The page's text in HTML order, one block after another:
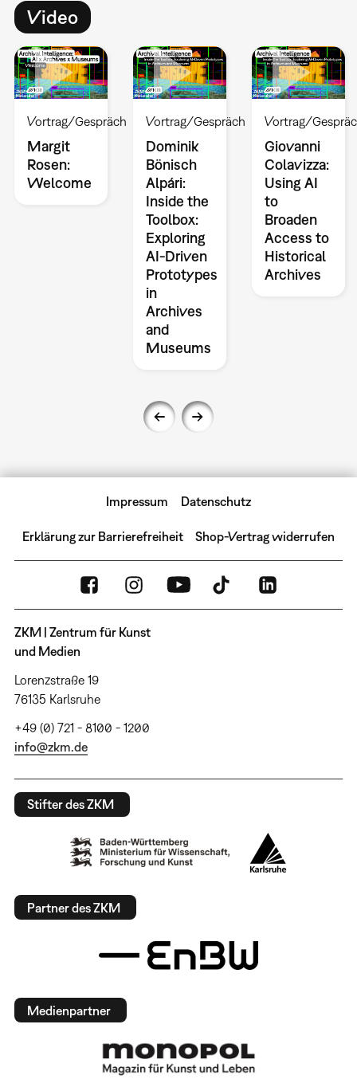
Video
Vortrag/Gespräch
Margit
Rosen:
Welcome
Vortrag/Gespräch
Dominik
Bönisch
Alpári:
Inside the
Toolbox:
Exploring
AI-Driven
Prototypes
in
Archives
and
Museums
Vortrag/
Giovanni
Colavizza:
Using AI
to
Broaden
Access to
Historical
Archives
Impressum Datenschutz
Erklärung zur Barrierefreiheit Shop-Vertrag widerrufen
ZKM | Zentrum für Kunst
und Medien
Lorenzstraße 19
76135 Karlsruhe
+49 (0) 721 - 8100 - 1200
info@zkm.de
Stifter des ZKM
Partner des ZKM
Medienpartner